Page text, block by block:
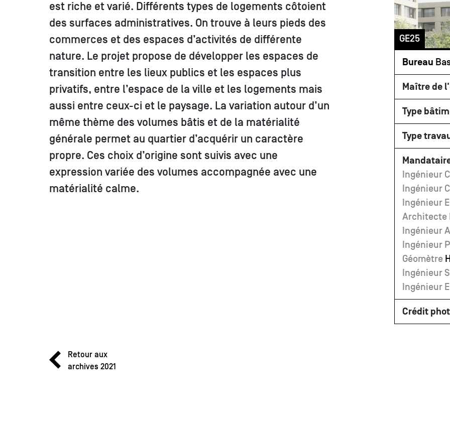
est riche et varié. Différents types de logements côtoient
des surfaces administratives. On trouve à leurs pieds des
commerces et des espaces d’activités de différente
nature. Le projet propose de développer les espaces de
transition entre les lieux publics et les espaces plus
privatifs, entre l’espace de la ville et les logements mais
aussi entre ceux-ci et le paysage. La variation autour d’un
même thème des volumes bâtis et de la matérialité
générale permet au quartier d’acquérir un caractère
propre. Ces choix d’origine sont suivis avec une
expression variée des volumes accompagnée avec une
matérialité calme.
GE25
Bureau
Maître de
Type
Type
Ingénieur
Ingénieur
Ingénieur
Architecte
Ingénieur
Ingénieur
Géomètre
Ingénieur
Ingénieur
Crédit
Retour aux
archives 2021